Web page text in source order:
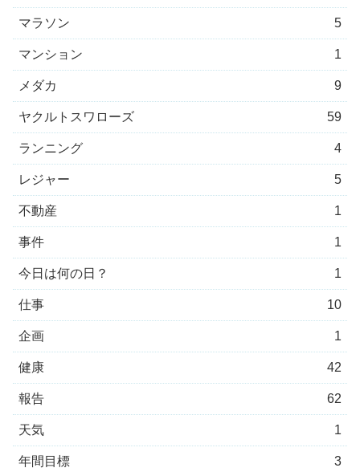
マラソン 5
マンション 1
メダカ 9
ヤクルトスワローズ 59
ランニング 4
レジャー 5
不動産 1
事件 1
今日は何の日？ 1
仕事 10
企画 1
健康 42
報告 62
天気 1
年間目標 3